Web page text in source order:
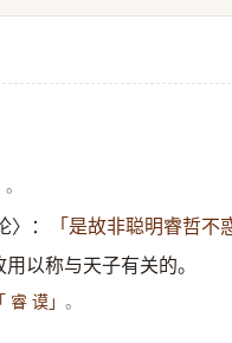
。
〉： 「是故非聪明睿哲不
以称与天子有关的。
睿 谟」。